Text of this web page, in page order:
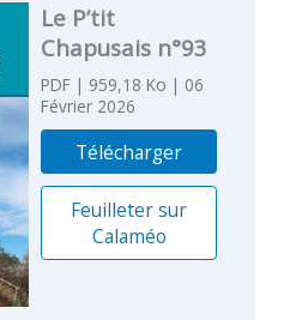
Le P’tit
Chapusais n°93
PDF| 959,18 Ko | 06
Février 2026
Télécharger
Feuilleter sur
Calaméo